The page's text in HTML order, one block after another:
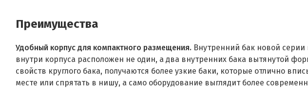
Преимущества
Удобный корпус для компактного размещения. Внутренний бак новой
внутри корпуса расположен не один, а два внутренних бака вытянутой
свойств круглого бака, получаются более узкие баки, которые отлично
месте или спрятать в нишу, а само оборудование выглядит более